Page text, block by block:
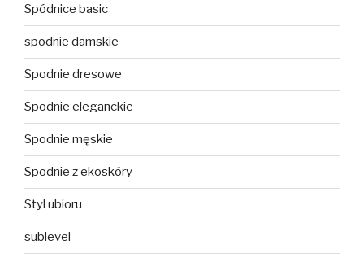
Spódnice basic
spodnie damskie
Spodnie dresowe
Spodnie eleganckie
Spodnie męskie
Spodnie z ekoskóry
Styl ubioru
sublevel